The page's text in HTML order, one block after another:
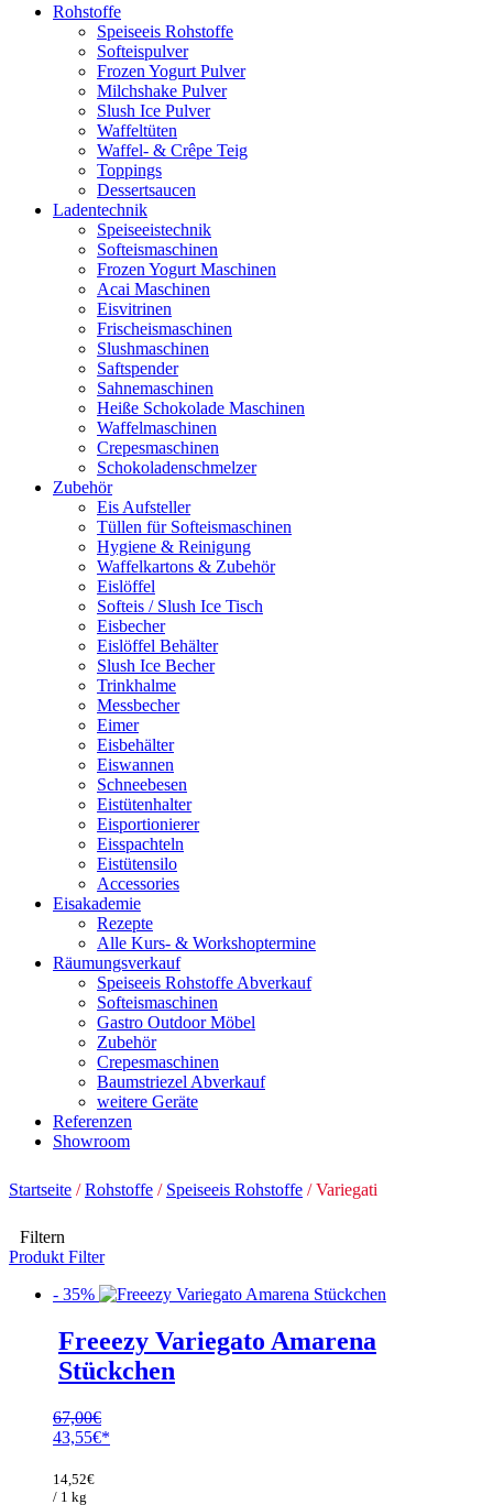
Rohstoffe
Speiseeis Rohstoffe
Softeispulver
Frozen Yogurt Pulver
Milchshake Pulver
Slush Ice Pulver
Waffeltüten
Waffel- & Crêpe Teig
Toppings
Dessertsaucen
Ladentechnik
Speiseeistechnik
Softeismaschinen
Frozen Yogurt Maschinen
Acai Maschinen
Eisvitrinen
Frischeismaschinen
Slushmaschinen
Saftspender
Sahnemaschinen
Heiße Schokolade Maschinen
Waffelmaschinen
Crepesmaschinen
Schokoladenschmelzer
Zubehör
Eis Aufsteller
Tüllen für Softeismaschinen
Hygiene & Reinigung
Waffelkartons & Zubehör
Eislöffel
Softeis / Slush Ice Tisch
Eisbecher
Eislöffel Behälter
Slush Ice Becher
Trinkhalme
Messbecher
Eimer
Eisbehälter
Eiswannen
Schneebesen
Eistütenhalter
Eisportionierer
Eisspachteln
Eistütensilo
Accessories
Eisakademie
Rezepte
Alle Kurs- & Workshoptermine
Räumungsverkauf
Speiseeis Rohstoffe Abverkauf
Softeismaschinen
Gastro Outdoor Möbel
Zubehör
Crepesmaschinen
Baumstriezel Abverkauf
weitere Geräte
Referenzen
Showroom
Startseite /Rohstoffe / Speiseeis Rohstoffe / Variegati
Filtern
Produkt Filter
- 35%
Freeezy Variegato Amarena
Stückchen
67,00€
Ursprünglicher
war:
67,00€
43,55€
Preis
ist:
14,52€
/ 1 kg